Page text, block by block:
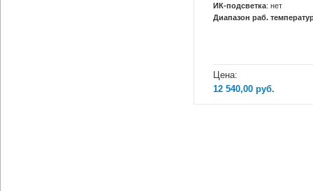
ИК-подсветка: нет
Диапазон раб.
Цена:
12 540,00 руб.